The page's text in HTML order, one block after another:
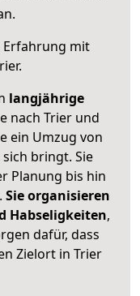
Erfahrung mit
.
langjährige
nach Trier und
ein Umzug von
bringt. Sie
Planung bis hin
Sie organisieren
Habseligkeiten,
dafür, dass
Zielort in Trier